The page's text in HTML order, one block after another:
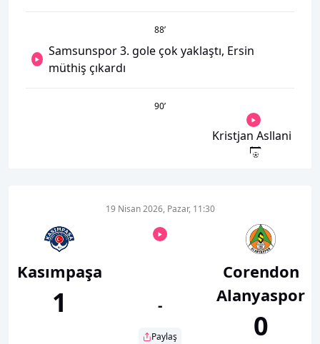
88’
Samsunspor 3. gole çok yaklaştı, Ersin
müthiş çıkardı
90’
Kristjan Asllani
Kasımpaşa
1
19 Nisan 2026, Pazar, 11:30
-
Paylaş
Corendon
Alanyaspor
0